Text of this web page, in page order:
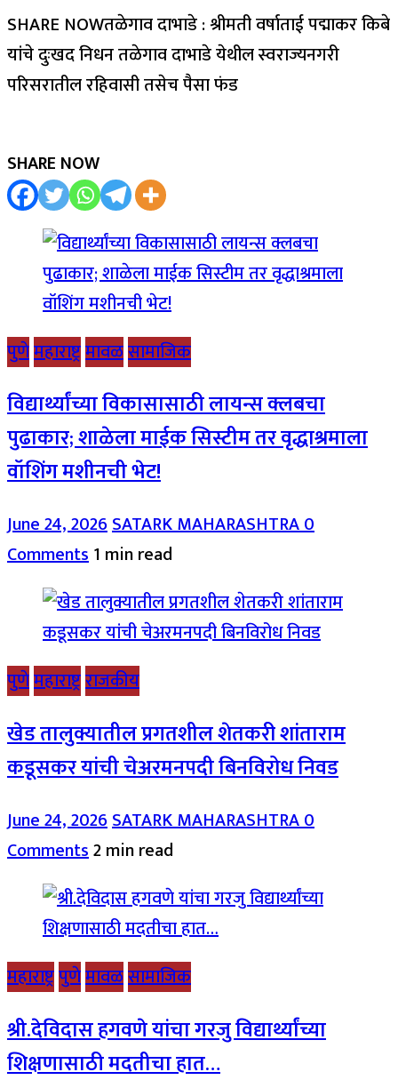
SHARE NOWतळेगाव दाभाडे : श्रीमती वर्षाताई पद्माकर किबे
यांचे दुःखद निधन तळेगाव दाभाडे येथील स्वराज्यनगरी
परिसरातील रहिवासी तसेच पैसा फंड
SHARE NOW
पुणेमहाराष्ट्रमावळसामाजिक
विद्यार्थ्यांच्या विकासासाठी लायन्स क्लबचा
पुढाकार; शाळेला माईक सिस्टीम तर वृद्धाश्रमाला
वॉशिंग मशीनची भेट!
June 24, 2026SATARK MAHARASHTRA0
Comments1 min read
पुणेमहाराष्ट्रराजकीय
खेड तालुक्यातील प्रगतशील शेतकरी शांताराम
कडूसकर यांची चेअरमनपदी बिनविरोध निवड
June 24, 2026SATARK MAHARASHTRA0
Comments2 min read
महाराष्ट्रपुणेमावळसामाजिक
श्री.देविदास हगवणे यांचा गरजु विद्यार्थ्यांच्या
शिक्षणासाठी मदतीचा हात…